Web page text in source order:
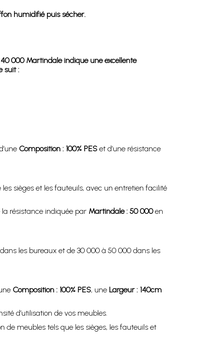
humidifié puis sécher.
000 Martindale indique une excellente
suit :
Composition : 100% PESet d’une résistance
sièges et les fauteuils, avec un entretien facilité
résistance indiquée par Martindale : 50 000en
les bureaux et de 30 000 à 50 000 dans les
Composition : 100% PES, une Largeur : 140cm
d’utilisation de vos meubles.
de meubles tels que les sièges, les fauteuils et